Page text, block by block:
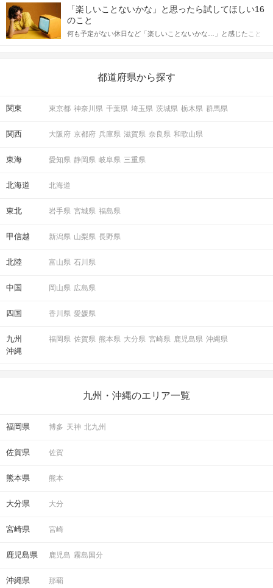
合にどのような行動に繋げるべきかをご紹介していきます。
しかし、中には「どう誘ったらいいの？」とお困りの男性もいら
っしゃるのではないでしょうか。 そこで今回は、男性から女性へ
送るLINEでのデートの誘い方のコツをご紹介します。例文も混じ
えながら解説するので、ぜひ参考にしてください。
「楽しいことないかな」と思ったら試してほしい16
のこと
何も予定がない休日など「楽しいことないかな…」と感じたこと
の楽しいことアイデアを集めました♪ いままさに楽しいことを探し
都道府県から探す
関東 東京都 神奈川県 千葉県 埼玉県 茨城県 栃木県 群馬県
関西 大阪府 京都府 兵庫県 滋賀県 奈良県 和歌山県
東海 愛知県 静岡県 岐阜県 三重県
北海道 北海道
東北 岩手県 宮城県 福島県
甲信越 新潟県 山梨県 長野県
北陸 富山県 石川県
中国 岡山県 広島県
四国 香川県 愛媛県
九州
沖縄
福岡県 佐賀県 熊本県 大分県 宮崎県 鹿児島県 沖縄県
九州・沖縄のエリア一覧
福岡県 博多 天神 北九州
佐賀県 佐賀
熊本県 熊本
大分県 大分
宮崎県 宮崎
鹿児島県 鹿児島 霧島国分
沖縄県 那覇